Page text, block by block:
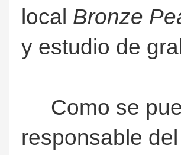
local Bronze
y estudio de
Como se
responsable